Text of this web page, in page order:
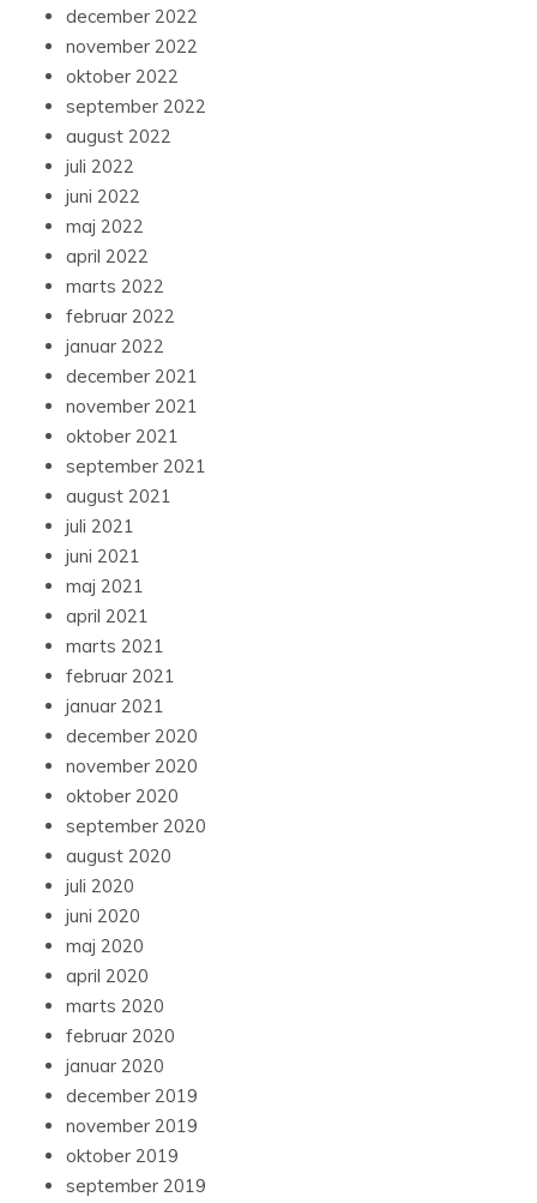
december 2022
november 2022
oktober 2022
september 2022
august 2022
juli 2022
juni 2022
maj 2022
april 2022
marts 2022
februar 2022
januar 2022
december 2021
november 2021
oktober 2021
september 2021
august 2021
juli 2021
juni 2021
maj 2021
april 2021
marts 2021
februar 2021
januar 2021
december 2020
november 2020
oktober 2020
september 2020
august 2020
juli 2020
juni 2020
maj 2020
april 2020
marts 2020
februar 2020
januar 2020
december 2019
november 2019
oktober 2019
september 2019